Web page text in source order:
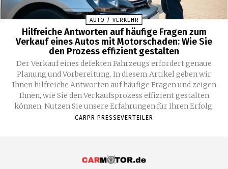
AUTO / VERKEHR
Hilfreiche Antworten auf häufige Fragen zum
Verkauf eines Autos mit Motorschaden: Wie Sie
den Prozess effizient gestalten
Der Verkauf eines defekten Fahrzeugs erfordert genaue
Planung und Vorbereitung. In diesem Artikel geben wir
Ihnen hilfreiche Antworten auf häufige Fragen und zeigen
Ihnen, wie Sie den Verkaufsprozess effizient gestalten
können. Nutzen Sie unsere Erfahrungen für Ihren Erfolg.
CARPR PRESSEVERTEILER